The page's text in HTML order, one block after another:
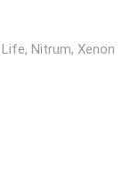
Life, Nitrum, Xenon